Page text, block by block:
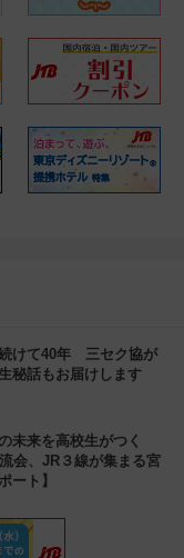
けて40年 三セク協が
秘話もお届けします
未来を高校生がつく
会、JR３線が集まる宮
ート】